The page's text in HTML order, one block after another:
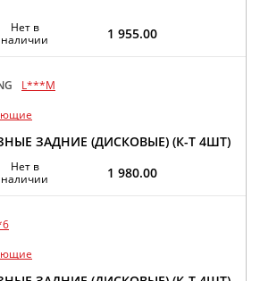
Нет в
наличии
1 955.00
L***M
ЗАДНИЕ (ДИСКОВЫЕ) (К-Т 4ШТ)
Нет в
наличии
1 980.00